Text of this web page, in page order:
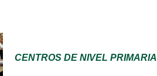
CENTROS DE NIVEL PRIMARIA